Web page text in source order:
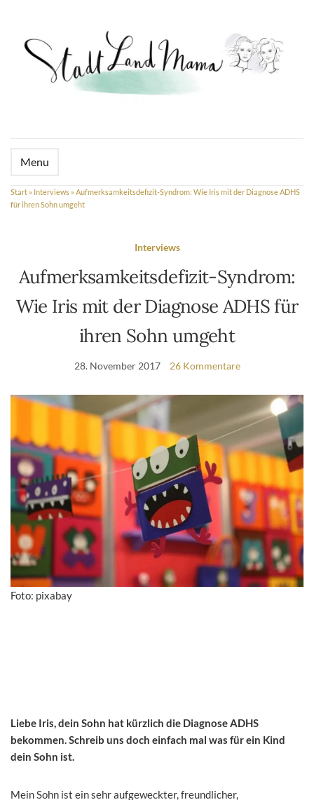
Menu
Start » Interviews » Aufmerksamkeitsdefizit-Syndrom: Wie Iris mit der Diagnose ADHS
für ihren Sohn umgeht
Interviews
Aufmerksamkeitsdefizit-Syndrom:
Wie Iris mit der Diagnose ADHS für
ihren Sohn umgeht
28. November 2017 26 Kommentare
Foto: pixabay
Liebe Iris, dein Sohn hat kürzlich die Diagnose ADHS
bekommen. Schreib uns doch einfach mal was für ein Kind
dein Sohn ist.
Mein Sohn ist ein sehr aufgeweckter, freundlicher,